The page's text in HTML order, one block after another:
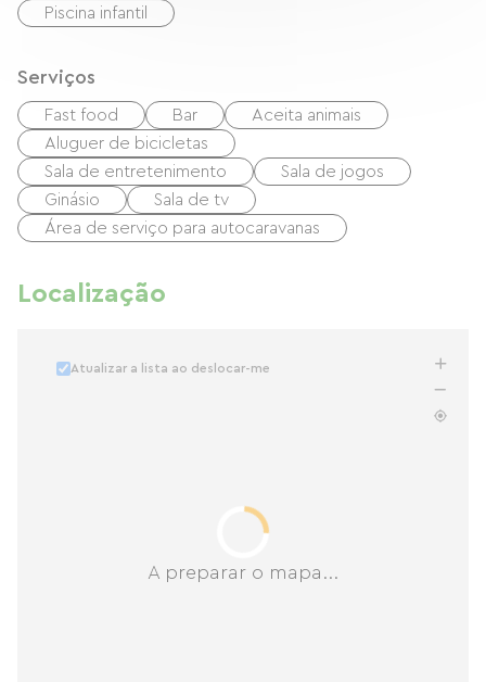
Piscina infantil
Serviços
Fast food Bar
Aceita animais
Aluguer de bicicletas
Sala de entretenimento
Sala de jogos
Ginásio
Sala de tv
Área de serviço para autocaravanas
Localização
A preparar o mapa...
Atualizar a lista ao deslocar-me